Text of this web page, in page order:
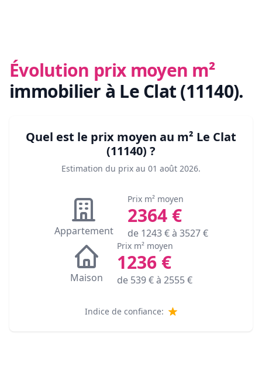
Évolution prix moyen m²
immobilier à Le Clat (11140).
Quel est le prix moyen au m² Le Clat
(11140) ?
Estimation du prix au 01 août 2026.
Appartement
Prix m² moyen
2364€
de 1243€ à 3527€
Maison
Prix m² moyen
1236€
de 539€ à 2555€
Indice de confiance: